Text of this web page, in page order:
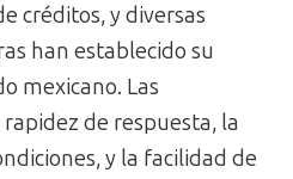
créditos, y diversas
han establecido su
mexicano. Las
de respuesta, la
y la facilidad de